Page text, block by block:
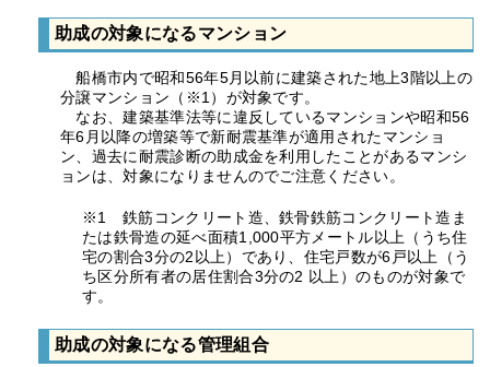
助成の対象になるマンション
船橋市内で昭和56年5月以前に建築された地上3階以上の
分譲マンション（※1）が対象です。
なお、建築基準法等に違反しているマンションや昭和56
年6月以降の増築等で新耐震基準が適用されたマンショ
ン、過去に耐震診断の助成金を利用したことがあるマンシ
ョンは、対象になりませんのでご注意ください。
※1 鉄筋コンクリート造、鉄骨鉄筋コンクリート造ま
たは鉄骨造の延べ面積1,000平方メートル以上（うち住
宅の割合3分の2以上）であり、住宅戸数が6戸以上（う
ち区分所有者の居住割合3分の2 以上）のものが対象で
す。
助成の対象になる管理組合